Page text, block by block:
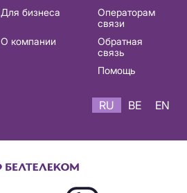
Для бизнеса
Операторам
связи
О компании
Обратная
связь
Помощь
RU BE EN